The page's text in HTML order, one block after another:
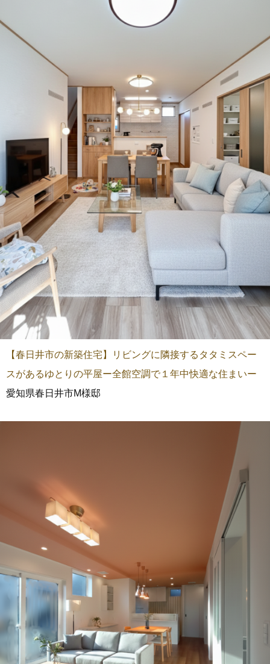
【春日井市の新築住宅】リビングに隣接するタタミスペー
スがあるゆとりの平屋ー全館空調で１年中快適な住まいー
愛知県春日井市M様邸